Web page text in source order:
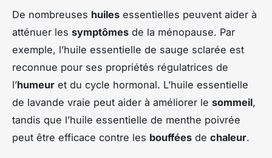
De nombreuses huiles essentielles peuvent aider à
atténuer les symptômes de la ménopause. Par
exemple, l’huile essentielle de sauge sclarée est
reconnue pour ses propriétés régulatrices de
l’humeur et du cycle hormonal. L’huile essentielle
de lavande vraie peut aider à améliorer le sommeil,
tandis que l’huile essentielle de menthe poivrée
peut être efficace contre les bouffées de chaleur.